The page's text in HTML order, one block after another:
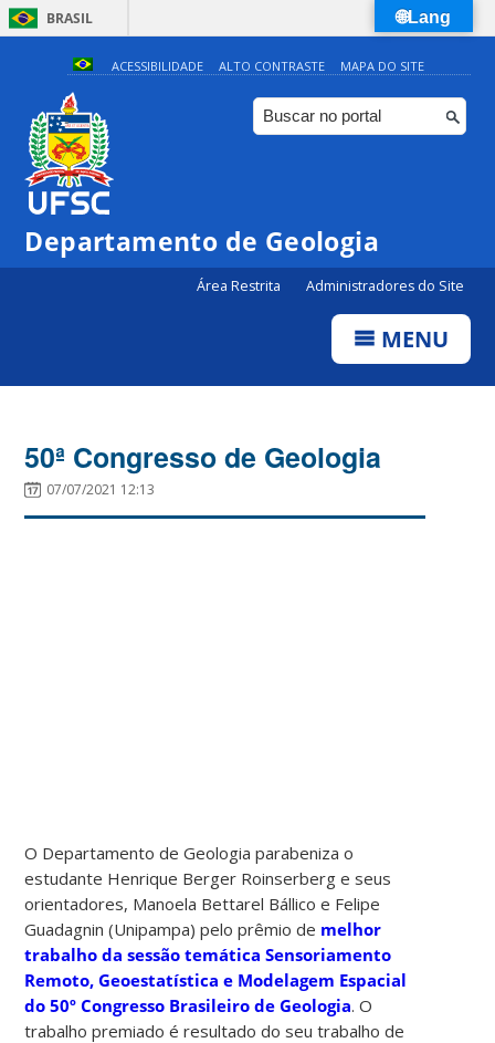
BRASIL
Simplifique!
Comunica BR
Participe
Canais
ACESSIBILIDADE ALTO CONTRASTE MAPA DO SITE
Departamento de Geologia
Área Restrita Administradores do Site
MENU
50ª Congresso de Geologia
07/07/2021 12:13
O Departamento de Geologia parabeniza o
estudante Henrique Berger Roinserberg e seus
orientadores, Manoela Bettarel Bállico e Felipe
Guadagnin (Unipampa) pelo prêmio de melhor
trabalho da sessão temática Sensoriamento
Remoto, Geoestatística e Modelagem Espacial
do 50º Congresso Brasileiro de Geologia. O
trabalho premiado é resultado do seu trabalho de
🌐Lang